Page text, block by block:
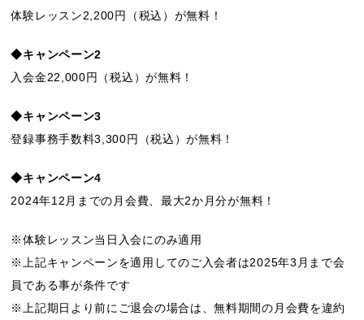
体験レッスン2,200円（税込）が無料！
◆キャンペーン2
入会金22,000円（税込）が無料！
◆キャンペーン3
登録事務手数料3,300円（税込）が無料！
◆キャンペーン4
2024年12月までの月会費、最大2か月分が無料！
※体験レッスン当日入会にのみ適用
※上記キャンペーンを適用してのご入会者は2025年3月まで会
員である事が条件です
※上記期日より前にご退会の場合は、無料期間の月会費を違約